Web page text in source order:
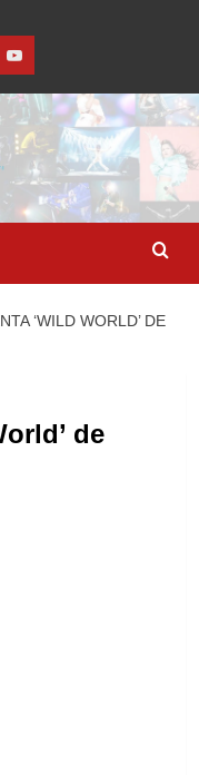
YouTube
‘WILD WORLD’ DE
de